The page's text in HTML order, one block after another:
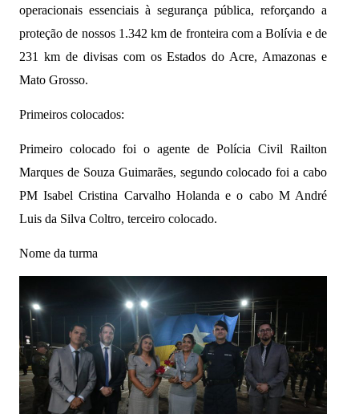
operacionais essenciais à segurança pública, reforçando a
proteção de nossos 1.342 km de fronteira com a Bolívia e de
231 km de divisas com os Estados do Acre, Amazonas e
Mato Grosso.
Primeiros colocados:
Primeiro colocado foi o agente de Polícia Civil Railton
Marques de Souza Guimarães, segundo colocado foi a cabo
PM Isabel Cristina Carvalho Holanda e o cabo M André
Luis da Silva Coltro, terceiro colocado.
Nome da turma